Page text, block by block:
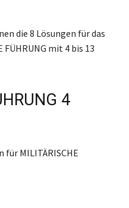
die 8 Lösungen für das
mit 4 bis 13
4
MILITÄRISCHE